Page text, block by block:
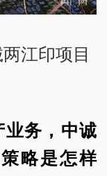
江印项目
务，中诚
略是怎样